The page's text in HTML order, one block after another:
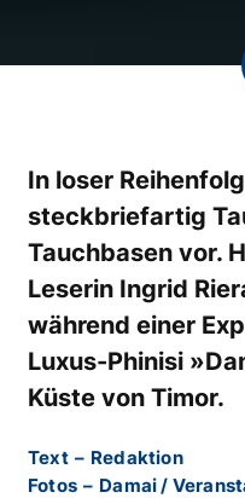
In loser
steckbriefartig
Tauchbasen vor.
Leserin Ingrid
während einer
Luxus-Phinisi
Küste von Timor.
Text – Redaktion
Fotos – Damai /